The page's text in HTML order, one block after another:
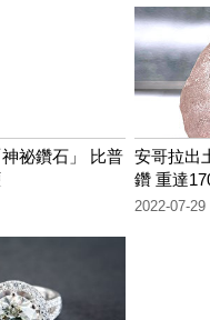
祕鑽石」 比普 安哥拉出
鑽 重達
2022-07-29